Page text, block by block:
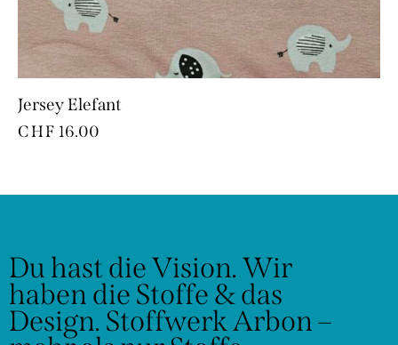
Jersey Elefant
CHF 16.00
Du hast die Vision.Wir
haben die Stoffe & das
Design. Stoffwerk Arbon –